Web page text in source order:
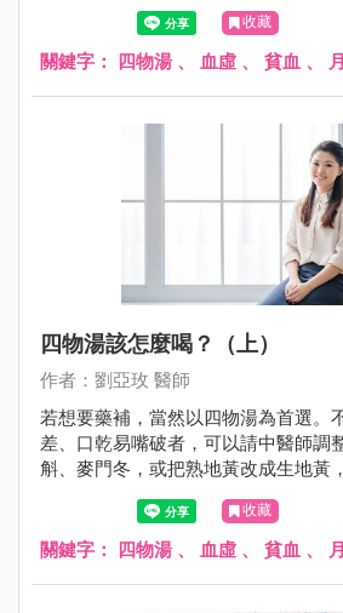
收藏
關鍵字： 四物湯 、 血虛 、 貧血 、
四物湯該怎麼喝？（上）
作者：劉亞玫 醫師
若想要藥補，當然以四物湯為首選。
差、口乾易嘴破者，可以請中醫師調
斛、麥門冬，或把熟地黃改成生地黃
收藏
關鍵字： 四物湯 、 血虛 、 貧血 、